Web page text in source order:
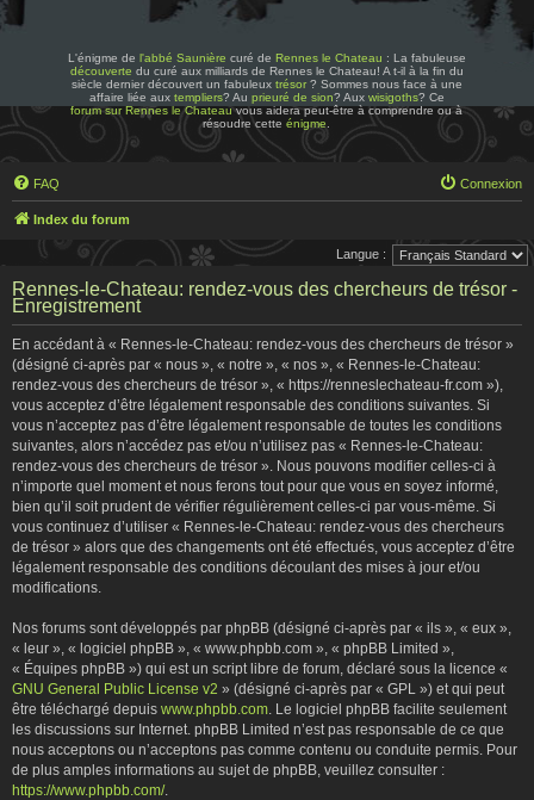
L'énigme de l'abbé Saunière curé de Rennes le Chateau : La fabuleuse
découverte du curé aux milliards de Rennes le Chateau! A t-il à la fin du
siècle dernier découvert un fabuleux trésor? Sommes nous face à une
affaire liée aux templiers? Au prieuré de sion? Aux wisigoths? Ce
forum sur Rennes le Chateauvous aidera peut-être à comprendre ou à
résoudre cetteénigme
FAQ Connexion
Index du forum
Langue :
Rennes-le-Chateau: rendez-vous des chercheurs de trésor -
Enregistrement
En accédant à « Rennes-le-Chateau: rendez-vous des chercheurs de trésor »
(désigné ci-après par « nous », « notre », « nos », « Rennes-le-Chateau:
rendez-vous des chercheurs de trésor », « https://renneslechateau-fr.com »),
vous acceptez d’être légalement responsable des conditions suivantes. Si
vous n’acceptez pas d’être légalement responsable de toutes les conditions
suivantes, alors n’accédez pas et/ou n’utilisez pas « Rennes-le-Chateau:
rendez-vous des chercheurs de trésor ». Nous pouvons modifier celles-ci à
n’importe quel moment et nous ferons tout pour que vous en soyez informé,
bien qu’il soit prudent de vérifier régulièrement celles-ci par vous-même. Si
vous continuez d’utiliser « Rennes-le-Chateau: rendez-vous des chercheurs
de trésor » alors que des changements ont été effectués, vous acceptez d’être
légalement responsable des conditions découlant des mises à jour et/ou
modifications.
Nos forums sont développés par phpBB (désigné ci-après par « ils », « eux »,
« leur », « logiciel phpBB », « www.phpbb.com », « phpBB Limited »,
« Équipes phpBB ») qui est un script libre de forum, déclaré sous la licence «
GNU General Public License v2 » (désigné ci-après par « GPL ») et qui peut
être téléchargé depuis www.phpbb.com. Le logiciel phpBB facilite seulement
les discussions sur Internet. phpBB Limited n’est pas responsable de ce que
nous acceptons ou n’acceptons pas comme contenu ou conduite permis. Pour
de plus amples informations au sujet de phpBB, veuillez consulter :
https://www.phpbb.com/.